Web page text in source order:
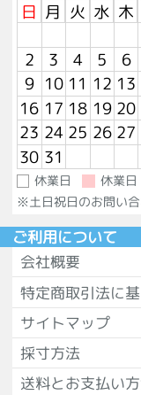
日 月 火 水 木
2
3 4 5 6
9 10 11 12 13
16 17 18 19 20
23 24 25 26 27
30 31
休業日
休業日
※土日祝日のお問い合
ご利用について
会社概要
特定商取引法に
サイトマップ
採寸方法
送料とお支払い